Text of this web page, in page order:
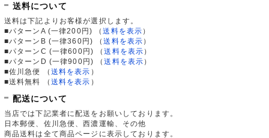
送料について
送料は下記よりお客様が選択します。
■パターンA (一律200円)
（送料を表示 ）
■パターンB (一律360円)
（送料を表示 ）
■パターンC (一律600円)
（送料を表示 ）
■パターンD (一律900円)
（送料を表示 ）
■佐川急便
（ 送料を表示 ）
■送料無料
（ 送料を表示 ）
配送について
当店では下記業者に配送をお願いしております。
日本郵便、佐川急便、西濃運輸、その他
商品送料は全て商品ページに表示しております。